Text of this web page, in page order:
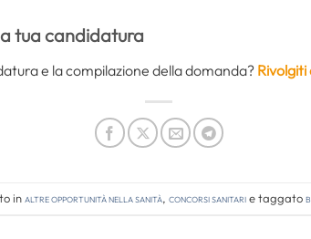
tua candidatura
e la compilazione della domanda?Rivolgiti
in Altre opportunità nella sanità, Concorsi Sanitarie taggato